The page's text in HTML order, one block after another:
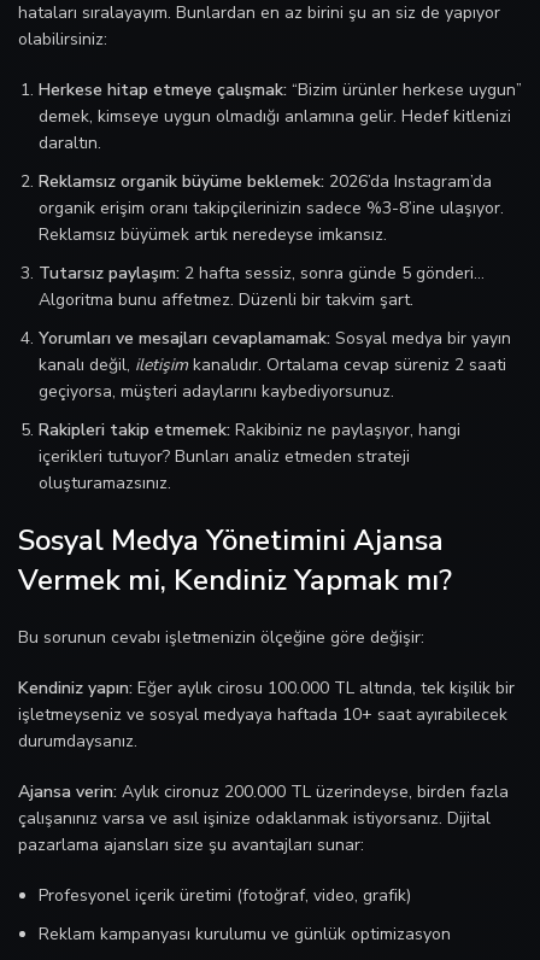
hataları sıralayayım. Bunlardan en az birini şu an siz de yapıyor
olabilirsiniz:
Herkese hitap etmeye çalışmak: “Bizim ürünler herkese uygun”
demek, kimseye uygun olmadığı anlamına gelir. Hedef kitlenizi
daraltın.
Reklamsız organik büyüme beklemek: 2026’da Instagram’da
organik erişim oranı takipçilerinizin sadece %3-8’ine ulaşıyor.
Reklamsız büyümek artık neredeyse imkansız.
Tutarsız paylaşım: 2 hafta sessiz, sonra günde 5 gönderi…
Algoritma bunu affetmez. Düzenli bir takvim şart.
Yorumları ve mesajları cevaplamamak: Sosyal medya bir yayın
kanalı değil, iletişim kanalıdır. Ortalama cevap süreniz 2 saati
geçiyorsa, müşteri adaylarını kaybediyorsunuz.
Rakipleri takip etmemek: Rakibiniz ne paylaşıyor, hangi
içerikleri tutuyor? Bunları analiz etmeden strateji
oluşturamazsınız.
Sosyal Medya Yönetimini Ajansa
Vermek mi, Kendiniz Yapmak mı?
Bu sorunun cevabı işletmenizin ölçeğine göre değişir:
Kendiniz yapın: Eğer aylık cirosu 100.000 TL altında, tek kişilik bir
işletmeyseniz ve sosyal medyaya haftada 10+ saat ayırabilecek
durumdaysanız.
Ajansa verin: Aylık cironuz 200.000 TL üzerindeyse, birden fazla
çalışanınız varsa ve asıl işinize odaklanmak istiyorsanız. Dijital
pazarlama ajansları size şu avantajları sunar:
Profesyonel içerik üretimi (fotoğraf, video, grafik)
Reklam kampanyası kurulumu ve günlük optimizasyon